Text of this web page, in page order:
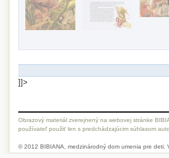
]]>
Obrazový materiál zverejnený na webovej stránke
používateľ použiť len s predchádzajúcim súhlasom
© 2012 BIBIANA, medzinárodný dom umenia pre deti.